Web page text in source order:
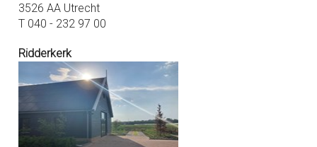
3526 AA Utrecht
T 040 - 232 97 00
Ridderkerk